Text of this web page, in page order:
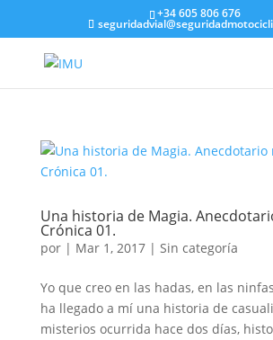
+34 605 806 676
Una historia de Magia.
Crónica 01.
por | Mar 1, 2017| Sin categoría
Yo que creo en las hadas, en las
ha llegado a mí una historia de
misterios ocurrida hace dos días,